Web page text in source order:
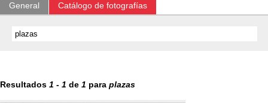
General Catálogo de fotografías
Resultados 1 - 1 de 1 para plazas